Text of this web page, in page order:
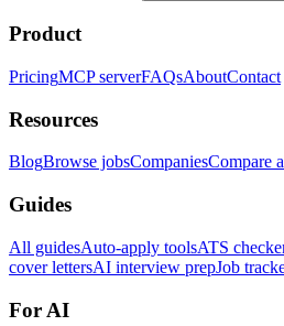
Product
PricingMCP serverFAQsAboutContact
Resources
BlogBrowse jobsCompaniesCompare
Guides
All guidesAuto-apply toolsATS
cover lettersAI interview prepJob
For AI